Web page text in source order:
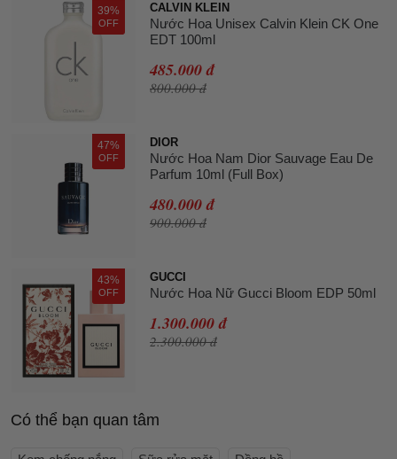
39%
OFF
CALVIN KLEIN
Nước Hoa Unisex Calvin Klein CK One
EDT 100ml
485.000 đ
800.000 đ
47%
OFF
DIOR
Nước Hoa Nam Dior Sauvage Eau De
Parfum 10ml (Full Box)
480.000 đ
900.000 đ
43%
OFF
GUCCI
Nước Hoa Nữ Gucci Bloom EDP 50ml
1.300.000 đ
2.300.000 đ
Có thể bạn quan tâm